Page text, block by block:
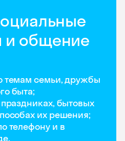
и общение
темам семьи, дружбы
быта;
праздниках, бытовых
их решения;
телефону и в